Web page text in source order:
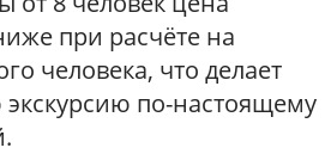
при расчёте на
человека, что делает
по-настоящему